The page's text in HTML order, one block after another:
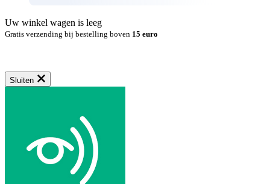
Uw winkel wagen is leeg
Gratis verzending bij bestelling boven 15 euro
Sluiten